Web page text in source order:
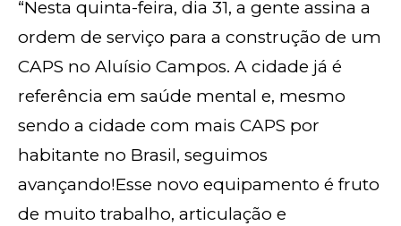
“Nesta quinta-feira, dia 31, a gente assina a
ordem de serviço para a construção de um
CAPS no Aluísio Campos. A cidade já é
referência em saúde mental e, mesmo
sendo a cidade com mais CAPS por
habitante no Brasil, seguimos
avançando!Esse novo equipamento é fruto
de muito trabalho, articulação e